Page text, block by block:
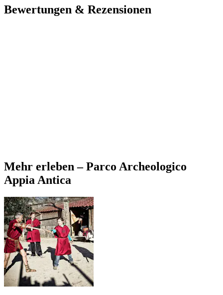
Bewertungen & Rezensionen
Mehr erleben – Parco Archeologico
Appia Antica